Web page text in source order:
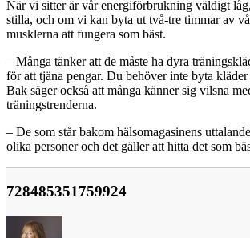
När vi sitter är vår energiförbrukning väldigt
stilla, och om vi kan byta ut två-tre timmar av
musklerna att fungera som bäst.
– Många tänker att de måste ha dyra
för att tjäna pengar. Du behöver inte byta
Bak säger också att många känner sig vilsna
träningstrenderna.
– De som står bakom hälsomagasinens
olika personer och det gäller att hitta det som
728485351759924